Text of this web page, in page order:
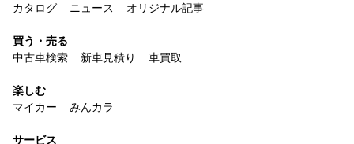
カタログ
ニュース オリジナル記事
買う・売る
中古車検索
新車見積り 車買取
楽しむ
マイカー
みんカラ
サービス